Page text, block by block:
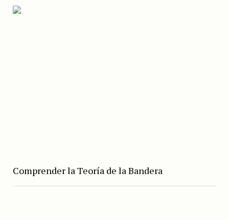
Comprender la Teoría de la Bandera